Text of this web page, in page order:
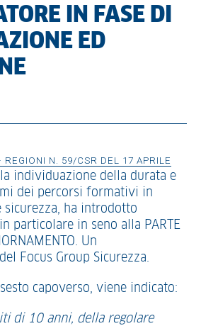
IN FASE DI
ED
N. 59/CSR DEL 17 APRILE
individuazione della durata e
dei percorsi formativi in
sicurezza, ha introdotto
particolare in seno alla PARTE
Un
Focus Group Sicurezza.
capoverso, viene indicato:
di 10 anni, della regolare